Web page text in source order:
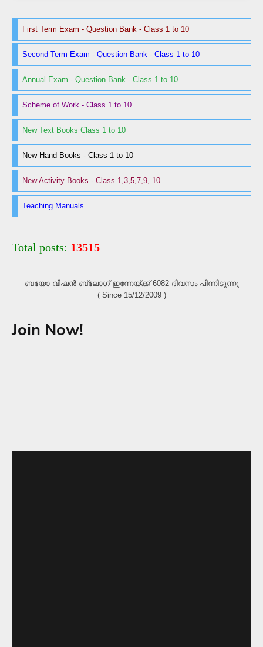
First Term Exam - Question Bank - Class 1 to 10
Second Term Exam - Question Bank - Class 1 to 10
Annual Exam - Question Bank - Class 1 to 10
Scheme of Work - Class 1 to 10
New Text Books Class 1 to 10
New Hand Books - Class 1 to 10
New Activity Books - Class 1,3,5,7,9, 10
Teaching Manuals
Total posts: 13515
ബയോ വിഷൻ ബ്ലോഗ്‌ ഇന്നേയ്ക്ക് 6082 ദിവസം പിന്നിടുന്നു
( Since 15/12/2009 )
Join Now!